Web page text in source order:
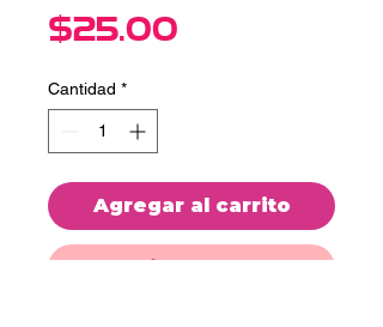
$25.00
Cantidad *
Agregar al carrito
Realizar compra